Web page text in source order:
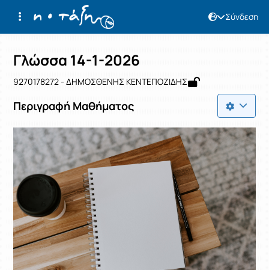
Σύνδεση
Αρχική Σελίδα
Μάθημα : Γλώσσα 14-1-2026
Κωδικός : 9270178272
Γλώσσα 14-1-2026
9270178272 - ΔΗΜΟΣΘΕΝΗΣ ΚΕΝΤΕΠΟΖΙΔΗΣ
Περιγραφή Μαθήματος